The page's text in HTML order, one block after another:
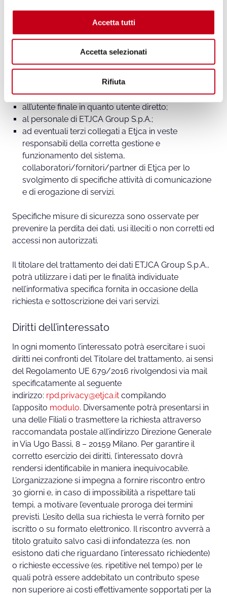
Accetta tutti
Accetta selezionati
Rifiuta
Terzi; la comunicazione può avvenire solo nei casi
previsti dall’informativa privacy specifica consultabile
nelle sezioni dedicate del sito e per obblighi di Legge
o altro e, comunque, con le modalità da questa
Saranno, inoltre, visibili/accessibili solo:
all’utente finale in quanto utente diretto;
al personale di ETJCA Group S.p.A.;
ad eventuali terzi collegati a Etjca in veste
responsabili della corretta gestione e
funzionamento del sistema,
collaboratori/fornitori/partner di Etjca per lo
svolgimento di specifiche attività di comunicazione
e di erogazione di servizi.
Specifiche misure di sicurezza sono osservate per
prevenire la perdita dei dati, usi illeciti o non corretti ed
accessi non autorizzati.
Il titolare del trattamento dei dati ETJCA Group S.p.A.,
potrà utilizzare i dati per le finalità individuate
nell’informativa specifica fornita in occasione della
richiesta e sottoscrizione dei vari servizi.
Diritti dell’interessato
In ogni momento l’interessato potrà esercitare i suoi
diritti nei confronti del Titolare del trattamento, ai sensi
del Regolamento UE 679/2016 rivolgendosi via mail
specificatamente al seguente
indirizzo: rpd.privacy@etjca.it compilando
l’apposito modulo. Diversamente potrà presentarsi in
una delle Filiali o trasmettere la richiesta attraverso
raccomandata postale all’indirizzo Direzione Generale
in Via Ugo Bassi, 8 – 20159 Milano. Per garantire il
corretto esercizio dei diritti, l’interessato dovrà
rendersi identificabile in maniera inequivocabile.
L’organizzazione si impegna a fornire riscontro entro
30 giorni e, in caso di impossibilità a rispettare tali
tempi, a motivare l’eventuale proroga dei termini
previsti. L’esito della sua richiesta le verrà fornito per
iscritto o su formato elettronico. Il riscontro avverrà a
titolo gratuito salvo casi di infondatezza (es. non
esistono dati che riguardano l’interessato richiedente)
o richieste eccessive (es. ripetitive nel tempo) per le
quali potrà essere addebitato un contributo spese
non superiore ai costi effettivamente sopportati per la